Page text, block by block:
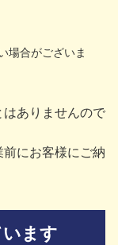
場合がございま
ありませんので
にお客様にご納
ます